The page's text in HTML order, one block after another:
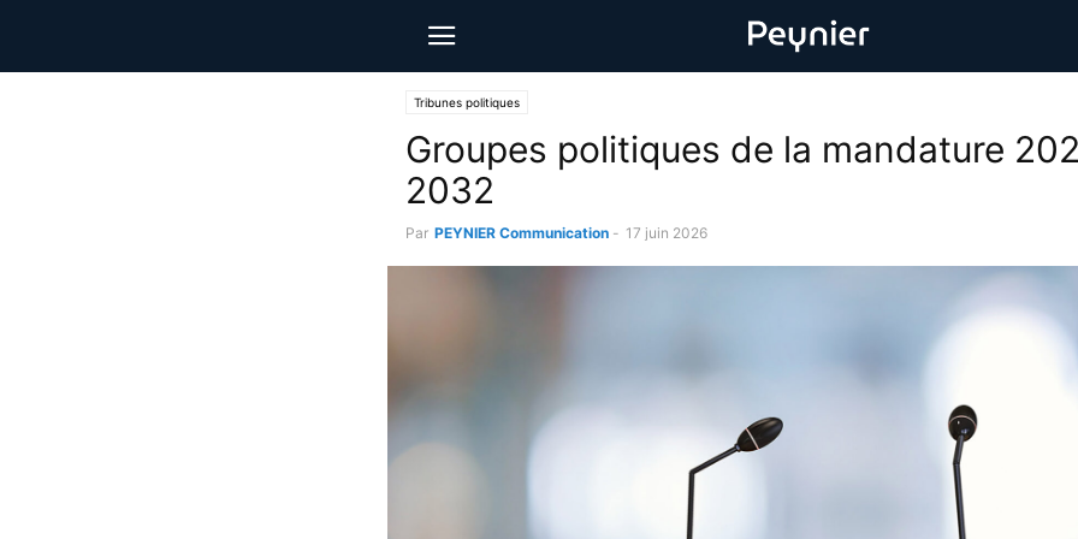
Tribunes politiques
Groupes politiques de la mandature
2032
Par PEYNIER Communication - 17 juin 2026